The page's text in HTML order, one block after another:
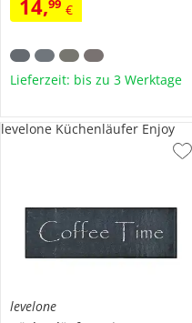
14,99 €
Lieferzeit: bis zu 3 Werktage
levelone
levelone Küchenläufer Enjoy